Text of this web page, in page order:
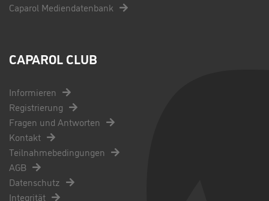
Caparol Mediendatenbank
CAPAROL CLUB
Informieren
Registrierung
Fragen und Antworten
Kontakt
Teilnahmebedingungen
AGB
Datenschutz
Integrität